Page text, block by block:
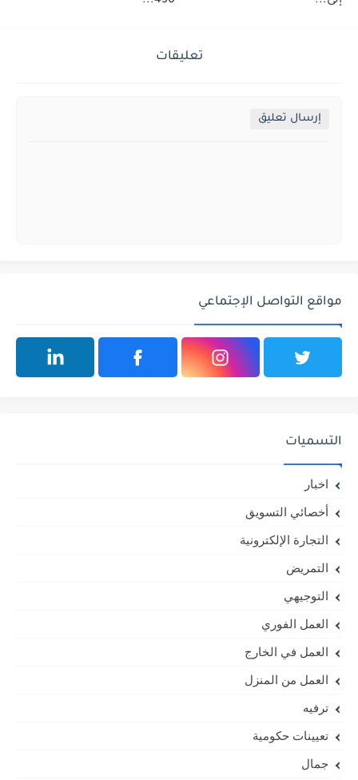
تعليقات
إرسال تعليق
مواقع التواصل الإجتماعي
التسميات
اخبار
أخصائي التسويق
التجارة الإلكترونية
التمريض
التوجيهي
العمل الفوري
العمل في الخارج
العمل من المنزل
ترفيه
تعيينات حكومية
جمال